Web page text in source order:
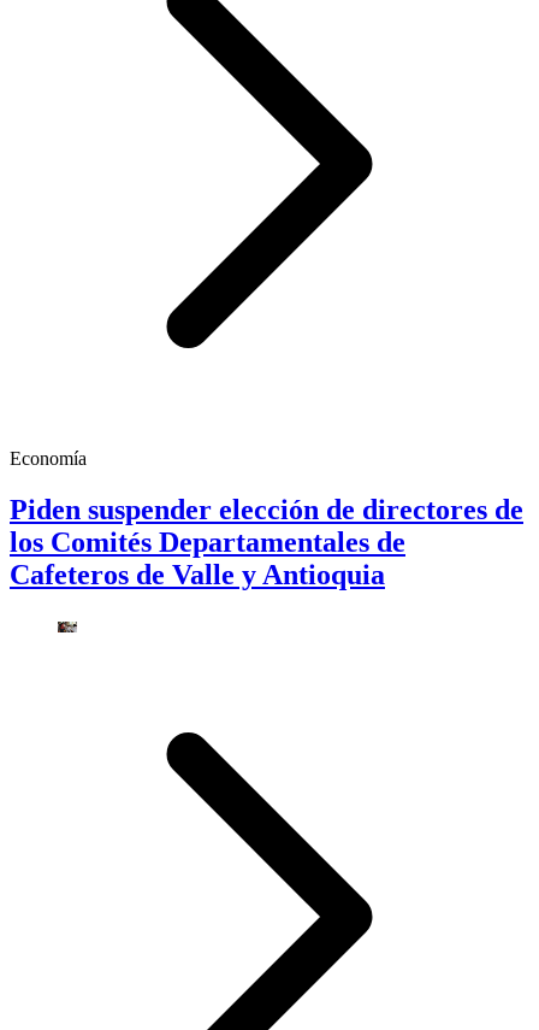
Economía
Piden suspender elección de directores de
los Comités Departamentales de
Cafeteros de Valle y Antioquia